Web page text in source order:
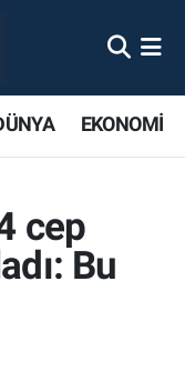
EKONOMİ
cep
Bu